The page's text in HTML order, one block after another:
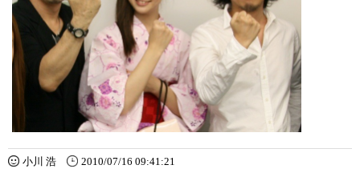
小川 浩 2010/07/16 09:41:21